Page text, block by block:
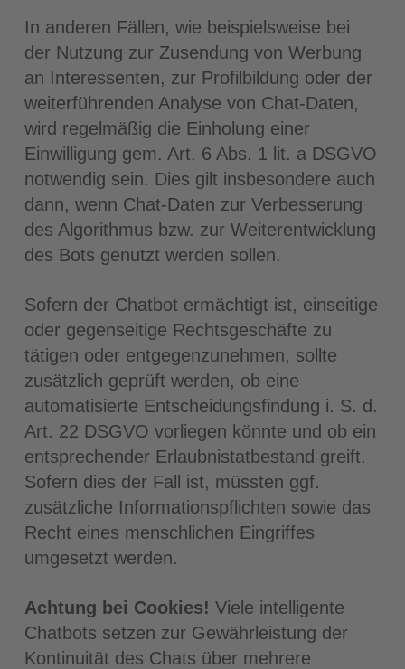
In anderen Fällen, wie beispielsweise bei
der Nutzung zur Zusendung von Werbung
an Interessenten, zur Profilbildung oder der
weiterführenden Analyse von Chat-Daten,
wird regelmäßig die Einholung einer
Einwilligung gem. Art. 6 Abs. 1 lit. a DSGVO
notwendig sein. Dies gilt insbesondere auch
dann, wenn Chat-Daten zur Verbesserung
des Algorithmus bzw. zur Weiterentwicklung
des Bots genutzt werden sollen.
Sofern der Chatbot ermächtigt ist, einseitige
oder gegenseitige Rechtsgeschäfte zu
tätigen oder entgegenzunehmen, sollte
zusätzlich geprüft werden, ob eine
automatisierte Entscheidungsfindung i. S. d.
Art. 22 DSGVO vorliegen könnte und ob ein
entsprechender Erlaubnistatbestand greift.
Sofern dies der Fall ist, müssten ggf.
zusätzliche Informationspflichten sowie das
Recht eines menschlichen Eingriffes
umgesetzt werden.
Achtung bei Cookies! Viele intelligente
Chatbots setzen zur Gewährleistung der
Kontinuität des Chats über mehrere